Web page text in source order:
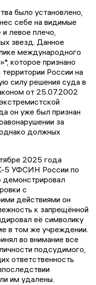
было установлено,
себе на видимые
и левое плечо,
звезд. Данное
международного
которое признано
России на
силу решения суда в
от 25.07.2002
он уже был признан
за
должных
2025 года
5 УФСИН России по
демонстрировал
с
действиями он
к запрещённой
её символику
в том же учреждении.
во внимание все
подсудимого,
ответственность
им удалены.